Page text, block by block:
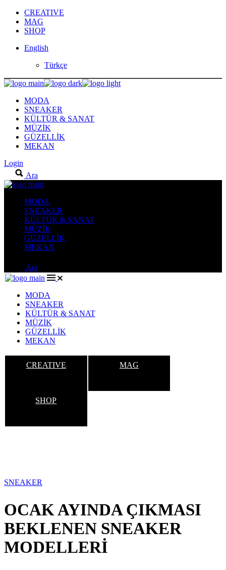
Skip
CREATIVE
MAG
SHOP
English
Türkçe
MODA
SNEAKER
KÜLTÜR & SANAT
MÜZİK
GÜZELLİK
MEKAN
Login
Ara
MODA
SNEAKER
KÜLTÜR & SANAT
MÜZİK
GÜZELLİK
MEKAN
Ara
MODA
SNEAKER
KÜLTÜR & SANAT
MÜZİK
GÜZELLİK
MEKAN
CREATIVE MAG
SHOP
SNEAKER
OCAK AYINDA ÇIKMASI
BEKLENEN SNEAKER
MODELLERİ